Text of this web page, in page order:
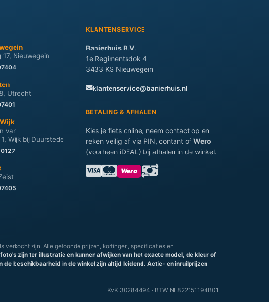
17, Nieuwegein
Utrecht
van
Wijk bij Duurstede
KLANTENSERVICE
Banierhuis B.V.
1e Regimentsdok 4
3433 KS Nieuwegein
klantenservice@banierhuis.nl
BETALING & AFHALEN
Kies je fiets online, neem contact op en
reken veilig af via PIN, contant of Wero
(voorheen iDEAL) bij afhalen in de winkel.
Wero
verkocht zijn. Alle getoonde prijzen, kortingen, specificaties en
foto's zijn ter illustratie en kunnen afwijken van het exacte model, de kleur of
de beschikbaarheid in de winkel zijn altijd leidend. Actie- en inruilprijzen
KvK 30284494 · BTW NL822151194B01